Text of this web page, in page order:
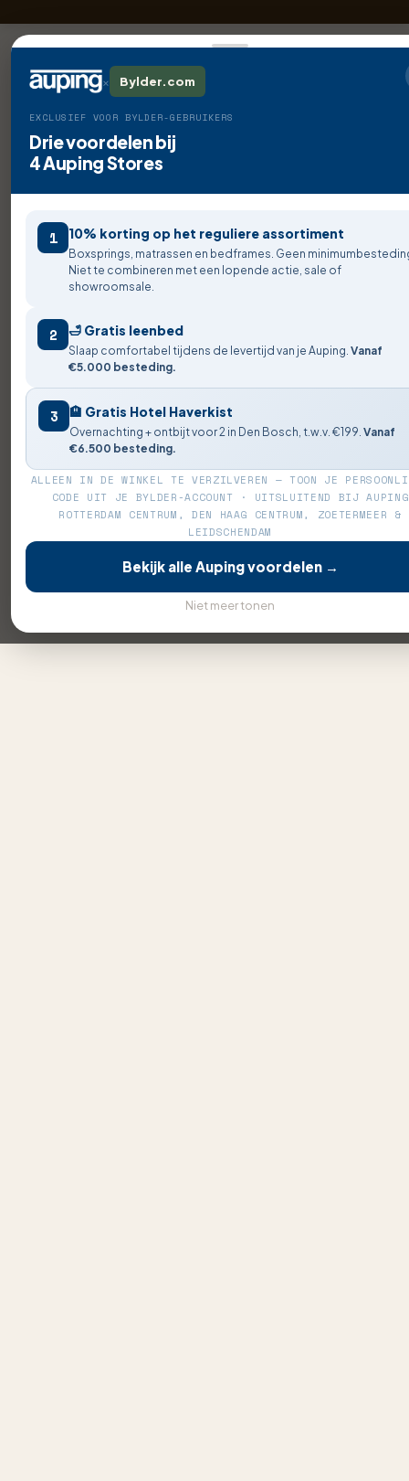
× Bylder.com
EXCLUSIEF VOOR BYLDER-GEBRUIKERS
Drie voordelen bij
4 Auping Stores
1 10% korting op het reguliere assortiment
Boxsprings, matrassen en bedframes. Geen
Niet te combineren met een lopende actie, sale of
showroomsale.
2 🛁 Gratis leenbed
Slaap comfortabel tijdens de levertijd van je Auping. Vanaf
€5.000 besteding.
3 🏨 Gratis Hotel Haverkist
Overnachting + ontbijt voor 2 in Den Bosch, t.w.v. €199. Vanaf
€6.500 besteding.
ALLEEN IN DE WINKEL TE VERZILVEREN — TOON JE
CODE UIT JE BYLDER-ACCOUNT · UITSLUITEND BIJ AUPING
ROTTERDAM CENTRUM, DEN HAAG CENTRUM, ZOETERMEER &
LEIDSCHENDAM
Bekijk alle Auping voordelen →
Niet meer tonen